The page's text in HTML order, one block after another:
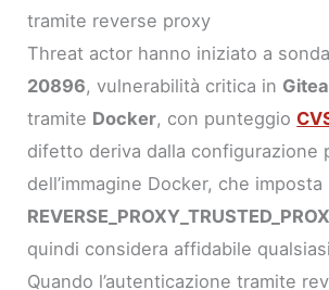
tramite reverse proxy
Threat actor hanno iniziato a
20896, vulnerabilità critica in Gitea
tramite Docker, con punteggio
difetto deriva dalla configurazione
dell’immagine Docker, che imposta
quindi considera affidabile
Quando l’autenticazione tramite